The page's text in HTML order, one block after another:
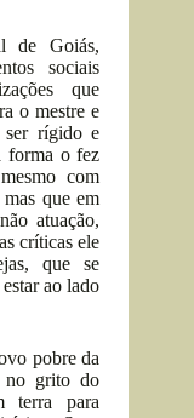
de Goiás,
sociais
que
o mestre e
ser rígido e
forma o fez
com
que em
atuação,
críticas ele
que se
ao lado
pobre da
no grito do
terra para